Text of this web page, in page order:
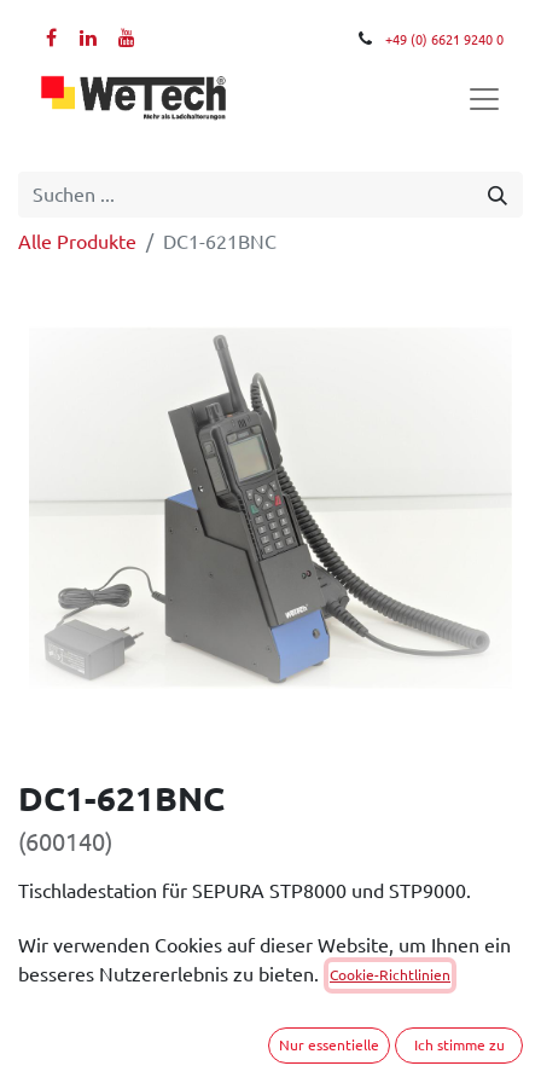
+49 (0) 6621 9240 0
Alle Produkte DC1-621BNC
DC1-621BNC
(600140)
Tischladestation für SEPURA STP8000 und STP9000.
Anwendungsbeispiel
Diese stationäre Ladehalterung eignet sich für mobile
oder anderen Großveranstaltungen. Es kann eine externe
Antenne auf dem Dach des Leitwagens oder des
Wir verwenden Cookies auf dieser Website, um Ihnen ein
besseres Nutzererlebnis zu bieten.
Cookie-Richtlinien
Nur essentielle Ich stimme zu